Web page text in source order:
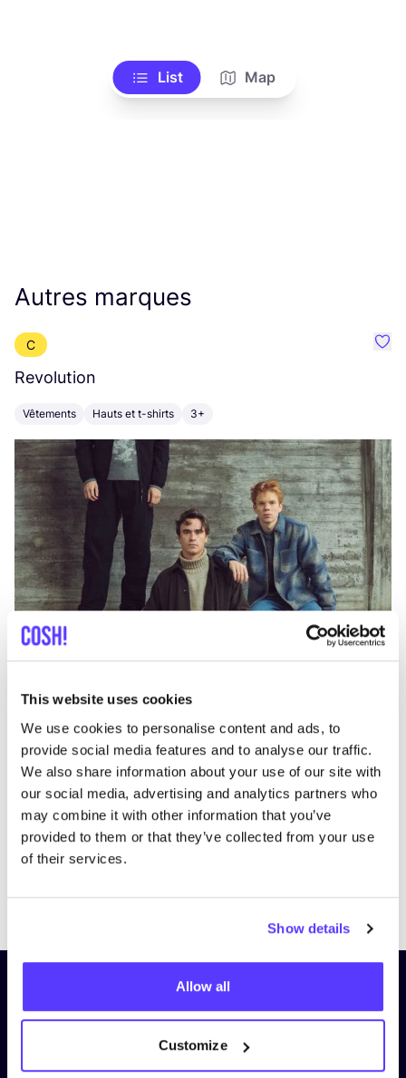
This website uses cookies
We use cookies to personalise content and ads, to
provide social media features and to analyse our traffic.
We also share information about your use of our site with
our social media, advertising and analytics partners who
may combine it with other information that you’ve
provided to them or that they’ve collected from your use
of their services.
Show details
Allow all
Customize
List Map
Autres marques
C
Revolution
Vêtements Hauts et t-shirts 3+
Inscrivez-vous à notre lettre
d’information et restez informé !